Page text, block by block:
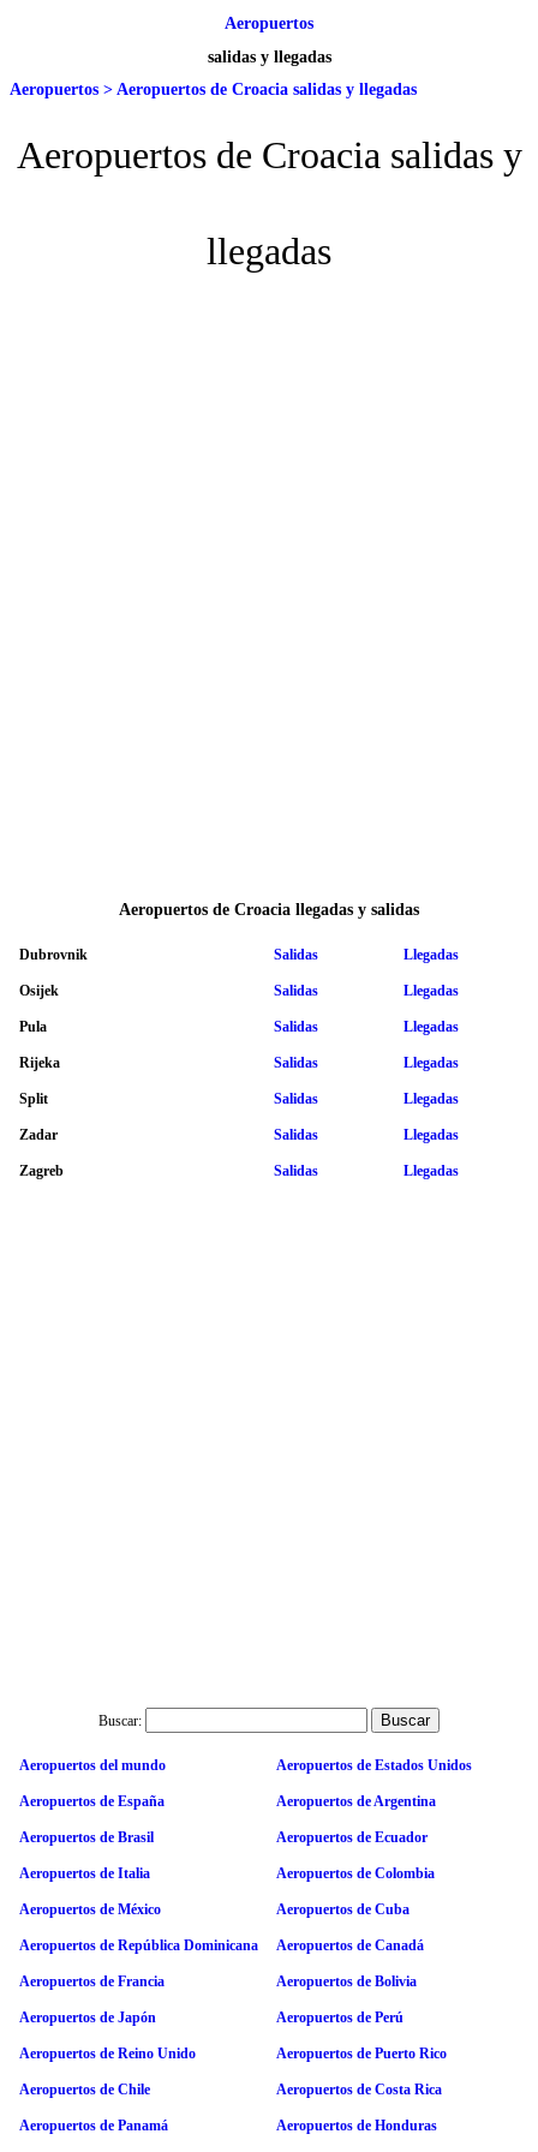
Aeropuertos
salidas y llegadas
Aeropuertos > Aeropuertos de Croacia salidas y llegadas
Aeropuertos de Croacia salidas y
llegadas
Aeropuertos de Croacia llegadas y salidas
Dubrovnik Salidas Llegadas
Osijek Salidas Llegadas
Pula Salidas Llegadas
Rijeka Salidas Llegadas
Split Salidas Llegadas
Zadar Salidas Llegadas
Zagreb Salidas Llegadas
Buscar:
Aeropuertos del mundo Aeropuertos de Estados Unidos
Aeropuertos de España Aeropuertos de Argentina
Aeropuertos de Brasil Aeropuertos de Ecuador
Aeropuertos de Italia Aeropuertos de Colombia
Aeropuertos de México Aeropuertos de Cuba
Aeropuertos de República Dominicana Aeropuertos de Canadá
Aeropuertos de Francia Aeropuertos de Bolivia
Aeropuertos de Japón Aeropuertos de Perú
Aeropuertos de Reino Unido Aeropuertos de Puerto Rico
Aeropuertos de Chile Aeropuertos de Costa Rica
Aeropuertos de Panamá Aeropuertos de Honduras